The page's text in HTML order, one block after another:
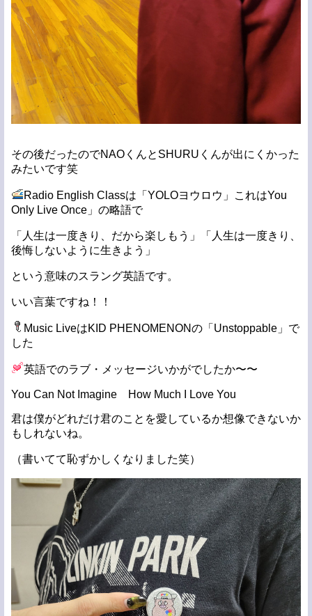
その後だったのでNAOくんとSHURUくんが出にくかった
みたいです笑
Radio English Classは「YOLOヨウロウ」これはYou
Only Live Once」の略語で
「人生は一度きり、だから楽しもう」「人生は一度きり、
後悔しないように生きよう」
という意味のスラング英語です。
いい言葉ですね！！
Music LiveはKID PHENOMENONの「Unstoppable」で
した
英語でのラブ・メッセージいかがでしたか〜〜
You Can Not Imagine How Much I Love You
君は僕がどれだけ君のことを愛しているか想像できないか
もしれないね。
（書いてて恥ずかしくなりました笑）